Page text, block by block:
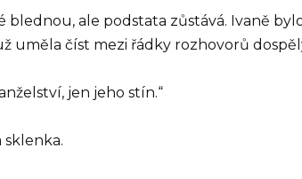
ale podstata zůstává. Ivaně
uměla číst mezi řádky rozhovorů
jen jeho stín.“
sklenka.